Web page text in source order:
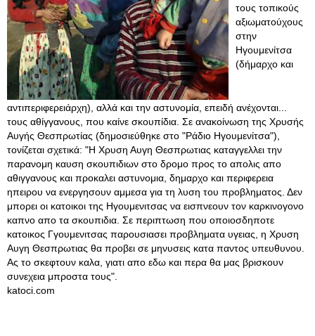
τους τοπικούς
αξιωματούχους
στην
Ηγουμενίτσα
(δήμαρχο και
αντιπεριφερειάρχη), αλλά και την αστυνομία, επειδή ανέχονται...
τους αθίγγανους, που καίνε σκουπίδια. Σε ανακοίνωση της Χρυσής
Αυγής Θεσπρωτίας (δημοσιεύθηκε στο "Ράδιο Ηγουμενίτσα"),
τονίζεται σχετικά: "Η Χρυση Αυγη Θεσπρωτιας καταγγελλει την
παρανομη καυση σκουπιδιων στο δρομο προς το απολις απο
αθιγγανους και προκαλει αστυνομια, δημαρχο και περιφερεια
ηπειρου να ενεργησουν αμμεσα για τη λυση του προβληματος. Δεν
μπορει οι κατοικοι της Ηγουμενιτσας να εισπνεουν τον καρκινογονο
καπνο απο τα σκουπιδια. Σε περιπτωση που οποιοσδηποτε
κατοικος Γγουμενιτσας παρουσιασει προβληματα υγειας, η Χρυση
Αυγη Θεσπρωτιας θα προβει σε μηνυσεις κατα παντος υπευθυνου.
Ας το σκεφτουν καλα, γιατι απο εδω και περα θα μας βρισκουν
συνεχεια μπροστα τους".
katoci.com